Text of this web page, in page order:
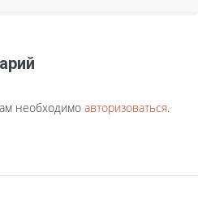
необходимо авторизоваться.